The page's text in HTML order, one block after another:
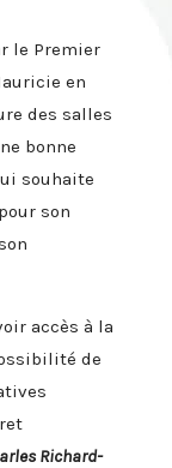
le Premier
en
des salles
bonne
souhaite
son
accès à la
de
Richard-